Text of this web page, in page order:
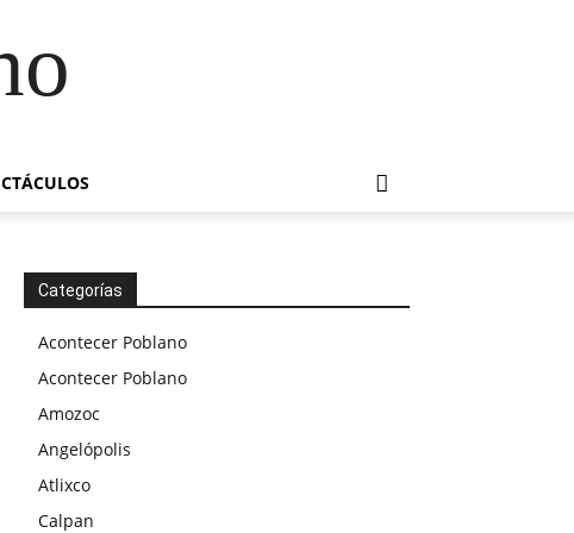
Categorías
Acontecer Poblano
Acontecer Poblano
Amozoc
Angelópolis
Atlixco
Calpan